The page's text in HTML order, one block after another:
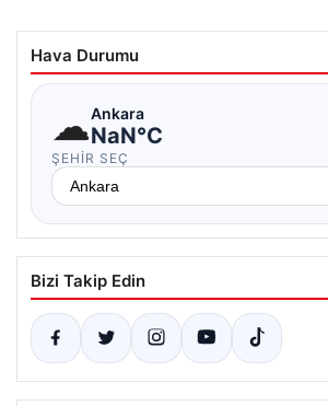
Hava Durumu
☁Ankara
NaN°C
ŞEHIR SEÇ
Bizi Takip Edin